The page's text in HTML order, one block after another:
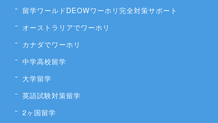
留学ワールドDEOWワーホリ完全対策サポート
オーストラリアでワーホリ
カナダでワーホリ
中学高校留学
大学留学
英語試験対策留学
2ヶ国留学